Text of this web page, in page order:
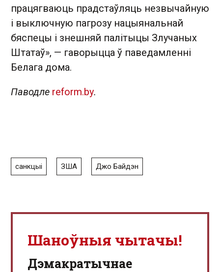
працягваюць прадстаўляць незвычайную
і выключную пагрозу нацыянальнай
бяспецы і знешняй палітыцы Злучаных
Штатаў», — гаворыцца ў паведамленні
Белага дома.
Паводле reform.by.
санкцыі ЗША Джо Байдэн
Шаноўныя чытачы!
Дэмакратычнае